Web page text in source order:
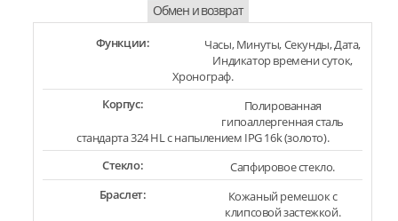
Обмен и возврат
Функции:
Часы, Минуты, Секунды, Дата,
Индикатор времени суток,
Хронограф.
Корпус:
Полированная
гипоаллергенная сталь
стандарта 324 HL с напылением IPG 16k (золото).
Стекло:
Сапфировое стекло.
Браслет:
Кожаный ремешок с
клипсовой застежкой.